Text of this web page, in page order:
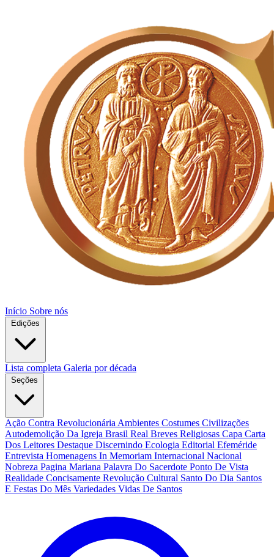
Início Sobre nós
Edições
Lista completa Galeria por década
Seções
Ação Contra Revolucionária Ambientes Costumes Civilizações
Autodemolição Da Igreja Brasil Real Breves Religiosas Capa Carta
Dos Leitores Destaque Discernindo Ecologia Editorial Efeméride
Entrevista Homenagens In Memoriam Internacional Nacional
Nobreza Pagina Mariana Palavra Do Sacerdote Ponto De Vista
Realidade Concisamente Revolução Cultural Santo Do Dia Santos
E Festas Do Mês Variedades Vidas De Santos